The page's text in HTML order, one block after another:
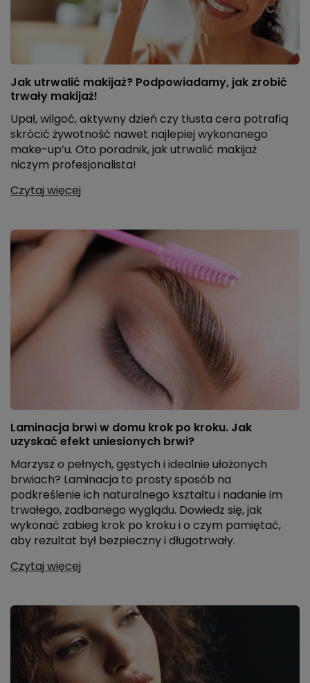
Jak utrwalić makijaż? Podpowiadamy, jak zrobić
trwały makijaż!
Upał, wilgoć, aktywny dzień czy tłusta cera potrafią
skrócić żywotność nawet najlepiej wykonanego
make-up’u. Oto poradnik, jak utrwalić makijaż
niczym profesjonalista!
Czytaj więcej
Laminacja brwi w domu krok po kroku. Jak
uzyskać efekt uniesionych brwi?
Marzysz o pełnych, gęstych i idealnie ułożonych
brwiach? Laminacja to prosty sposób na
podkreślenie ich naturalnego kształtu i nadanie im
trwałego, zadbanego wyglądu. Dowiedz się, jak
wykonać zabieg krok po kroku i o czym pamiętać,
aby rezultat był bezpieczny i długotrwały.
Czytaj więcej